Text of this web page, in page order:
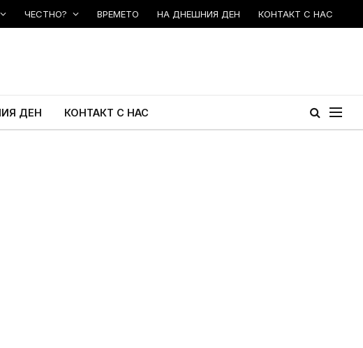
ЧЕСТНО? ВРЕМЕТО НА ДНЕШНИЯ ДЕН КОНТАКТ С НАС
ДЕН КОНТАКТ С НАС